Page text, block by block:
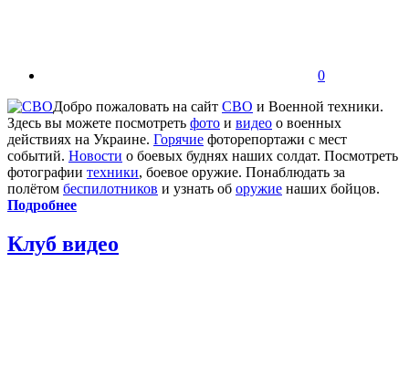
0
Добро пожаловать на сайт СВО и Военной техники.
Здесь вы можете посмотреть фото и видео о военных
действиях на Украине. Горячие фоторепортажи с мест
событий. Новости о боевых буднях наших солдат. Посмотреть
фотографии техники, боевое оружие. Понаблюдать за
полётом беспилотников и узнать об оружие наших бойцов.
Подробнее
Клуб видео